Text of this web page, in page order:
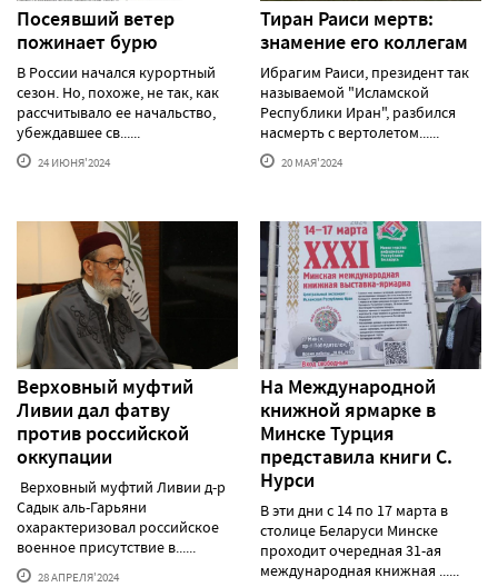
Посеявший ветер
пожинает бурю
В России начался курортный
сезон. Но, похоже, не так, как
рассчитывало ее начальство,
убеждавшее св......
24 ИЮНЯ'2024
Тиран Раиси мертв:
знамение его коллегам
Ибрагим Раиси, президент так
называемой "Исламской
Республики Иран", разбился
насмерть с вертолетом......
20 МАЯ'2024
Верховный муфтий
Ливии дал фатву
против российской
оккупации
Верховный муфтий Ливии д-р
Садык аль-Гарьяни
охарактеризовал российское
военное присутствие в......
28 АПРЕЛЯ'2024
На Международной
книжной ярмарке в
Минске Турция
представила книги С.
Нурси
В эти дни с 14 по 17 марта в
столице Беларуси Минске
проходит очередная 31-ая
международная книжная ......